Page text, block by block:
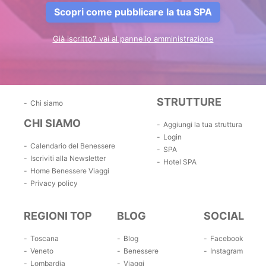
Scopri come pubblicare la tua SPA
Già iscritto? vai al pannello amministrazione
Chi siamo
CHI SIAMO
Calendario del Benessere
Iscriviti alla Newsletter
Home Benessere Viaggi
Privacy policy
STRUTTURE
Aggiungi la tua struttura
Login
SPA
Hotel SPA
REGIONI TOP
Toscana
Veneto
Lombardia
BLOG
Blog
Benessere
Viaggi
SOCIAL
Facebook
Instagram